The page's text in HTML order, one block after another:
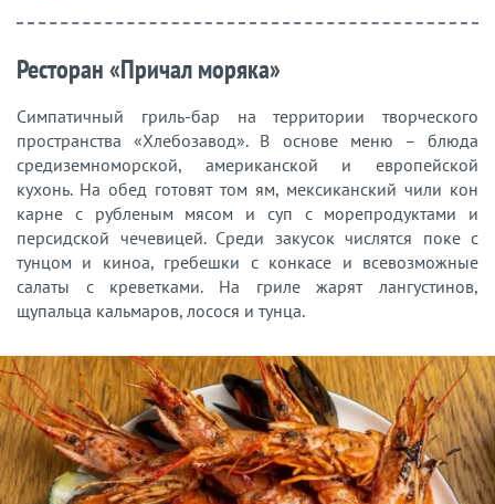
Ресторан «Причал моряка»
Симпатичный гриль-бар на территории творческого
пространства «Хлебозавод». В основе меню – блюда
средиземноморской, американской и европейской
кухонь. На обед готовят том ям, мексиканский чили кон
карне с рубленым мясом и суп с морепродуктами и
персидской чечевицей. Среди закусок числятся поке с
тунцом и киноа, гребешки с конкасе и всевозможные
салаты с креветками. На гриле жарят лангустинов,
щупальца кальмаров, лосося и тунца.